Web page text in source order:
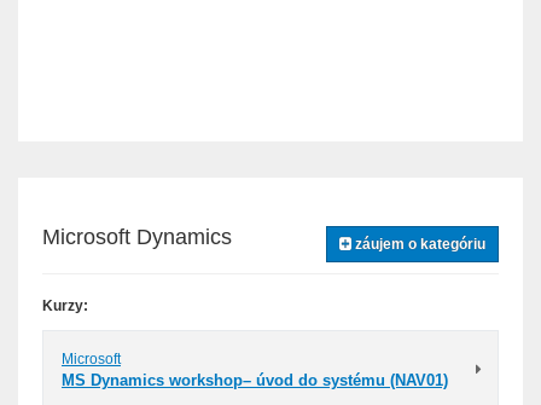
záujem o kategóriu
Microsoft Dynamics
Kurzy:
Microsoft
MS Dynamics workshop– úvod do systému (NAV01)